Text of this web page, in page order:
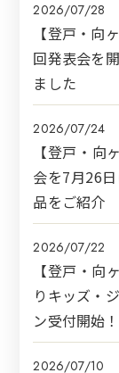
2026/07/28
【登戸・向
回発表会を
ました
2026/07/24
【登戸・向
会を7月26
品をご紹介
2026/07/22
【登戸・向
りキッズ・
ン受付開始！
2026/07/10